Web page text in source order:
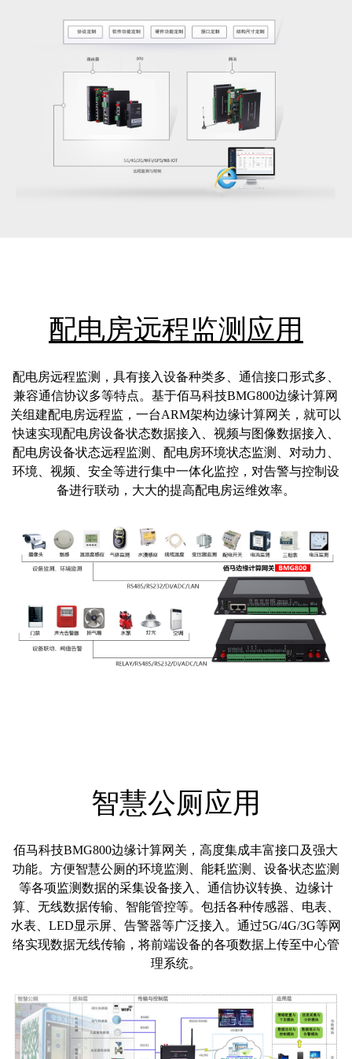
配电房远程监测应用
配电房远程监测 ，具有接入设备种类多、通信接口形式多、
兼容通信协议多等特点。基于佰马科技BMG800边缘计算网
关组建配电房远程监，一台ARM架构边缘计算网关，就可以
快速实现配电房设备状态数据接入、视频与图像数据接入、
配电房设备状态远程监测、配电房环境状态监测、对动力、
环境、视频、安全等进行集中一体化监控，对告警与控制设
备进行联动，大大的提高配电房运维效率。
智慧公厕应用
佰马科技BMG800边缘计算网关，高度集成丰富接口及强大
功能。方便智慧公厕的环境监测、能耗监测、设备状态监测
等各项监测数据的采集设备接入、通信协议转换、边缘计
算、无线数据传输、智能管控等。包括各种传感器、电表、
水表、LED显示屏、告警器等广泛接入。通过5G/4G/3G等网
络实现数据无线传输，将前端设备的各项数据上传至中心管
理系统。